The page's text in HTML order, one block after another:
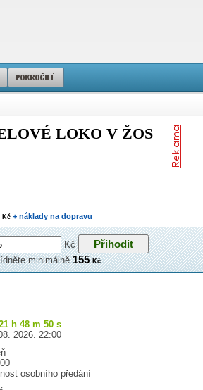
LOKO V ŽOS
Kč + náklady na dopravu
Kč
minimálně155Kč
h 48 m 50 s
2026. 22:00
osobního předání